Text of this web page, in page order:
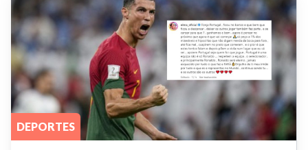
DEPORTES